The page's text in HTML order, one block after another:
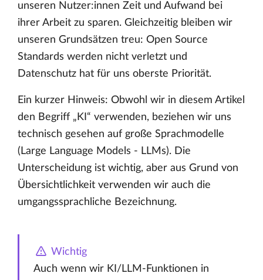
unseren Nutzer:innen Zeit und Aufwand bei
ihrer Arbeit zu sparen. Gleichzeitig bleiben wir
unseren Grundsätzen treu: Open Source
Standards werden nicht verletzt und
Datenschutz hat für uns oberste Priorität.
Ein kurzer Hinweis: Obwohl wir in diesem Artikel
den Begriff „KI“ verwenden, beziehen wir uns
technisch gesehen auf große Sprachmodelle
(Large Language Models - LLMs). Die
Unterscheidung ist wichtig, aber aus Grund von
Übersichtlichkeit verwenden wir auch die
umgangssprachliche Bezeichnung.
Wichtig
Auch wenn wir KI/LLM-Funktionen in